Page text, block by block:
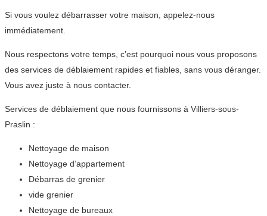
Si vous voulez débarrasser votre maison, appelez-nous
immédiatement.
Nous respectons votre temps, c’est pourquoi nous vous proposons
des services de déblaiement rapides et fiables, sans vous déranger.
Vous avez juste à nous contacter.
Services de déblaiement que nous fournissons à Villiers-sous-
Praslin :
Nettoyage de maison
Nettoyage d’appartement
Débarras de grenier
vide grenier
Nettoyage de bureaux